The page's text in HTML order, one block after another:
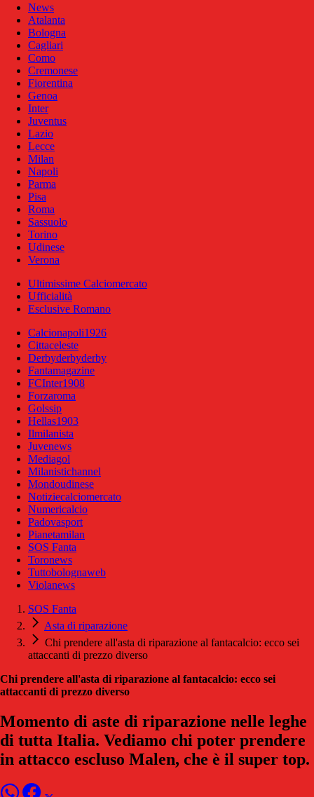
News
Atalanta
Bologna
Cagliari
Como
Cremonese
Fiorentina
Genoa
Inter
Juventus
Lazio
Lecce
Milan
Napoli
Parma
Pisa
Roma
Sassuolo
Torino
Udinese
Verona
Ultimissime Calciomercato
Ufficialità
Esclusive Romano
Calcionapoli1926
Cittaceleste
Derbyderbyderby
Fantamagazine
FCInter1908
Forzaroma
Golssip
Hellas1903
Ilmilanista
Juvenews
Mediagol
Milanistichannel
Mondoudinese
Notiziecalciomercato
Numericalcio
Padovasport
Pianetamilan
SOS Fanta
Toronews
Tuttobolognaweb
Violanews
SOS Fanta
Asta di riparazione
Chi prendere all'asta di riparazione al fantacalcio: ecco sei
attaccanti di prezzo diverso
Chi prendere all'asta di riparazione al fantacalcio: ecco sei
attaccanti di prezzo diverso
Momento di aste di riparazione nelle leghe
di tutta Italia. Vediamo chi poter prendere
in attacco escluso Malen, che è il super top.